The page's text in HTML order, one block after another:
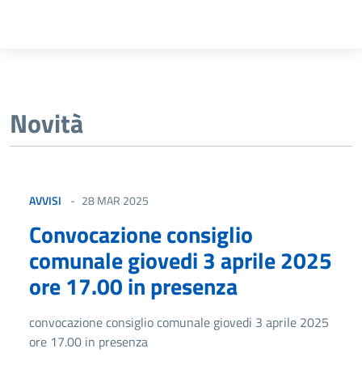
Novità
AVVISI 28 MAR 2025
Convocazione consiglio
comunale giovedi 3 aprile 2025
ore 17.00 in presenza
convocazione consiglio comunale giovedi 3 aprile 2025
ore 17.00 in presenza